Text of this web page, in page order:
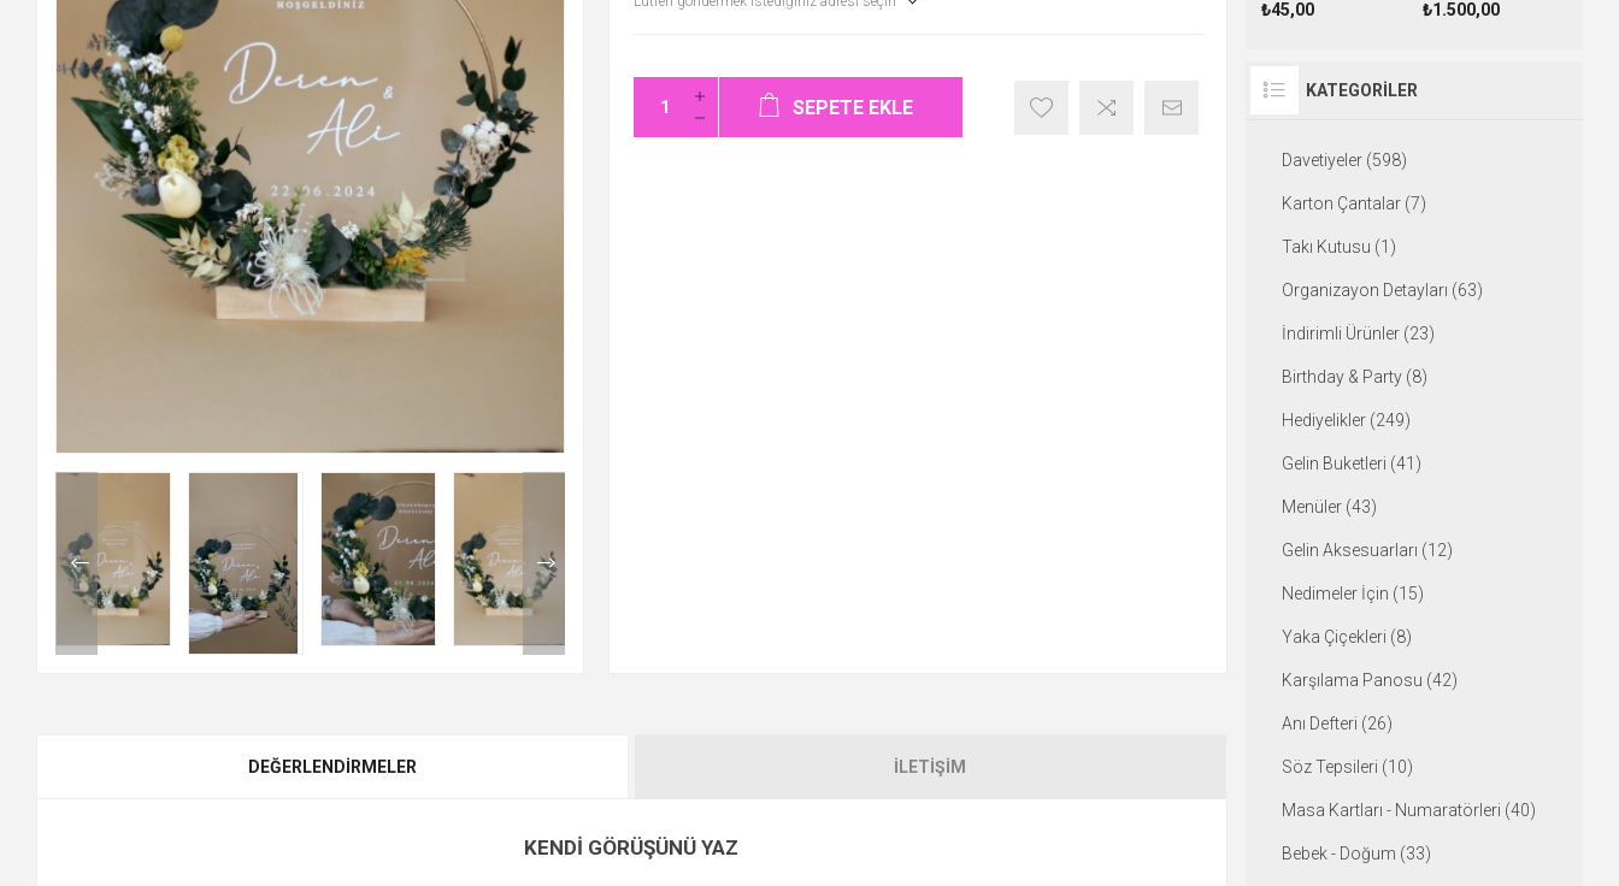
SEPETE EKLE
DEĞERLENDIRMELER İLETIŞIM
KENDI GÖRÜŞÜNÜ YAZ
₺45,00 ₺1.500,00
KATEGORILER
Davetiyeler (598)
Karton Çantalar (7)
Takı Kutusu (1)
Organizayon Detayları (63)
İndirimli Ürünler (23)
Birthday & Party (8)
Hediyelikler (249)
Gelin Buketleri (41)
Menüler (43)
Gelin Aksesuarları (12)
Nedimeler İçin (15)
Yaka Çiçekleri (8)
Karşılama Panosu (42)
Anı Defteri (26)
Söz Tepsileri (10)
Masa Kartları - Numaratörleri (40)
Bebek - Doğum (33)